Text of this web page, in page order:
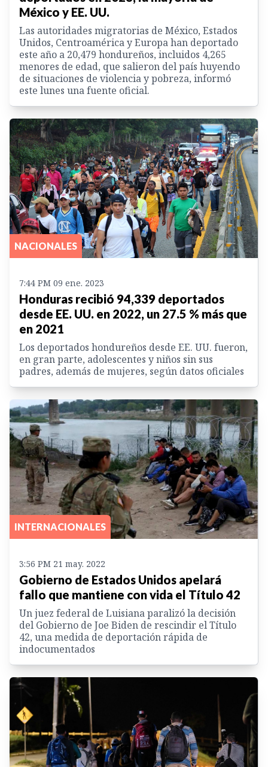
México y EE. UU.
Las autoridades migratorias de México, Estados
Unidos, Centroamérica y Europa han deportado
este año a 20,479 hondureños, incluidos 4,265
menores de edad, que salieron del país huyendo
de situaciones de violencia y pobreza, informó
este lunes una fuente oficial.
NACIONALES
7:44 PM 09 ene. 2023
Honduras recibió 94,339 deportados
desde EE. UU. en 2022, un 27.5 % más que
en 2021
Los deportados hondureños desde EE. UU. fueron,
en gran parte, adolescentes y niños sin sus
padres, además de mujeres, según datos oficiales
INTERNACIONALES
3:56 PM 21 may. 2022
Gobierno de Estados Unidos apelará
fallo que mantiene con vida el Título 42
Un juez federal de Luisiana paralizó la decisión
del Gobierno de Joe Biden de rescindir el Título
42, una medida de deportación rápida de
indocumentados